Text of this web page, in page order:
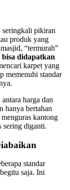
seringkali pikiran
produk yang
“termurah”
didapatkan
karpet yang
memenuhi standar
harga dan
hanya bertahan
kantong
sering diganti.
standar
saja. Ini